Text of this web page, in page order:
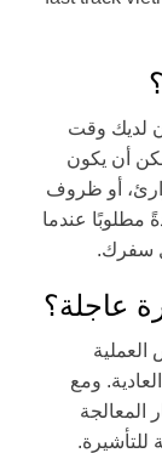
لديك وقت
أن يكون
أو ظروف
مطلوبًا عندما
سفرك.
عاجلة؟
ومع
المعالجة
للتأشيرة.